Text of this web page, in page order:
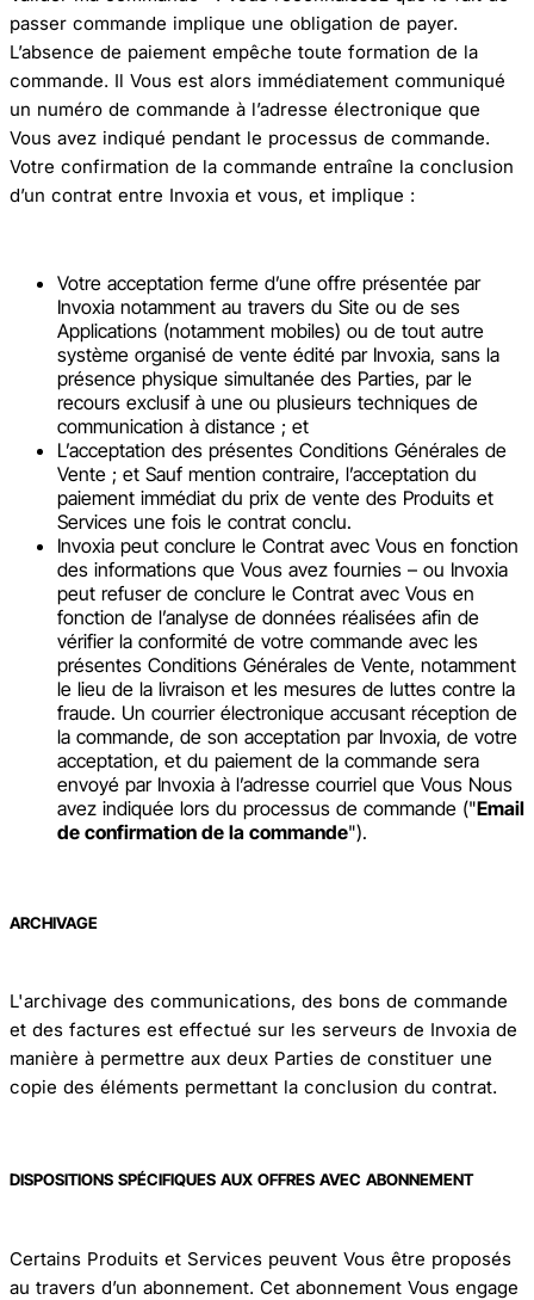
passer commande implique une obligation de payer.
L’absence de paiement empêche toute formation de la
commande. Il Vous est alors immédiatement communiqué
un numéro de commande à l’adresse électronique que
Vous avez indiqué pendant le processus de commande.
Votre confirmation de la commande entraîne la conclusion
d’un contrat entre Invoxia et vous, et implique :
Votre acceptation ferme d’une offre présentée par
Invoxia notamment au travers du Site ou de ses
Applications (notamment mobiles) ou de tout autre
système organisé de vente édité par Invoxia, sans la
présence physique simultanée des Parties, par le
recours exclusif à une ou plusieurs techniques de
communication à distance ; et
L’acceptation des présentes Conditions Générales de
Vente ; et Sauf mention contraire, l’acceptation du
paiement immédiat du prix de vente des Produits et
Services une fois le contrat conclu.
Invoxia peut conclure le Contrat avec Vous en fonction
des informations que Vous avez fournies – ou Invoxia
peut refuser de conclure le Contrat avec Vous en
fonction de l’analyse de données réalisées afin de
vérifier la conformité de votre commande avec les
présentes Conditions Générales de Vente, notamment
le lieu de la livraison et les mesures de luttes contre la
fraude. Un courrier électronique accusant réception de
la commande, de son acceptation par Invoxia, de votre
acceptation, et du paiement de la commande sera
envoyé par Invoxia à l’adresse courriel que Vous Nous
avez indiquée lors du processus de commande ("Email
de confirmation de la commande").
ARCHIVAGE
L'archivage des communications, des bons de commande
et des factures est effectué sur les serveurs de Invoxia de
manière à permettre aux deux Parties de constituer une
copie des éléments permettant la conclusion du contrat.
DISPOSITIONS SPÉCIFIQUES AUX OFFRES AVEC ABONNEMENT
Certains Produits et Services peuvent Vous être proposés
au travers d’un abonnement. Cet abonnement Vous engage